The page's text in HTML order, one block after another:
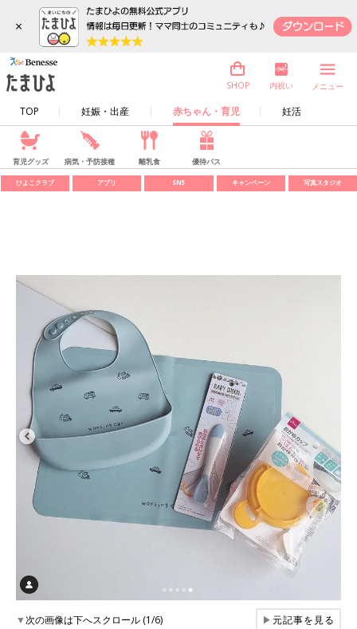
×
TOP 妊娠・出産 赤ちゃん・育児 妊活
SHOP 内祝い メニュー
育児グッズ 病気・予防接種 離乳食 優待パス
ひよこクラブ アプリ SNS キャンペーン 写真スタジオ
▼次の画像は下へスクロール (1/6) ▶元記事を見る